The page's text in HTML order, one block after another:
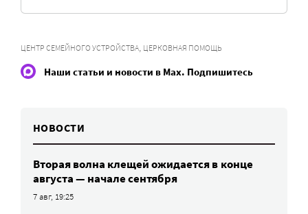
ЦЕНТР СЕМЕЙНОГО УСТРОЙСТВА, ЦЕРКОВНАЯ ПОМОЩЬ
Наши статьи и новости в Max. Подпишитесь
НОВОСТИ
Вторая волна клещей ожидается в конце
августа — начале сентября
7 авг, 19:25